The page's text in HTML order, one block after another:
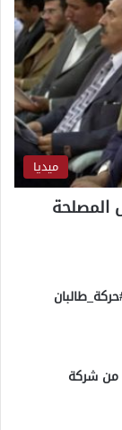
ميديا
المصلحة
من شركة